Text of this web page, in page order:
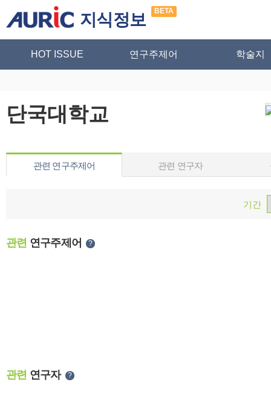
지식정보 BETA
HOT ISSUE 연구주제어 학술지
단국대학교
관련 연구주제어 관련 연구자
기간
관련 연구주제어 ?
관련 연구자 ?